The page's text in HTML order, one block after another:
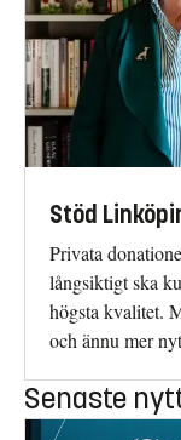
Stöd
Privata
långsiktigt ska
högsta kvalitet.
och ännu mer
Senaste